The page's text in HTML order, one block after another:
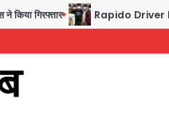
Rapido Driver Mobile